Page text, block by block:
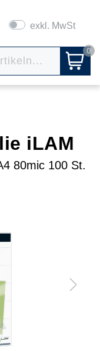
exkl. MwSt
0
iLAM
80mic 100 St.